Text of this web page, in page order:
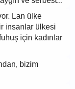
Lan ülke
insanlar ülkesi
için kadınlar
bizim